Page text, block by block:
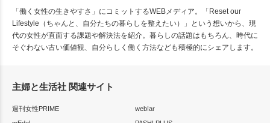
「働く女性の生きやすさ」にコミットするWEBメディア。「Reset our
Lifestyle（ちゃんと、自分たちの暮らしを整えたい）」という想いから、現
代の女性が直面する課題や解決法を紹介。暮らしの話題はもちろん、時代に
そぐわない古い価値観、自分らしく働く方法なども積極的にシェアします。
主婦と生活社 関連サイト
週刊女性PRIME
web!ar